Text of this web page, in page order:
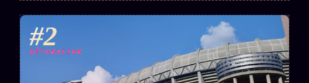
#2
DÉTONATION